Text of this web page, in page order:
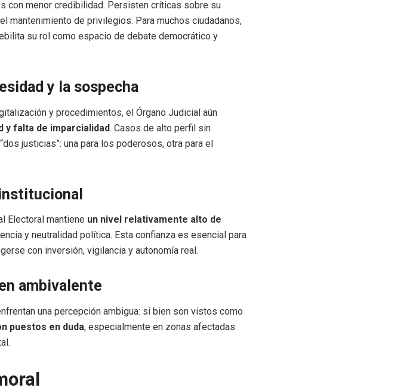
con menor credibilidad. Persisten críticas sobre su
mantenimiento de privilegios. Para muchos ciudadanos,
su rol como espacio de debate democrático y
y la sospecha
y procedimientos, el Órgano Judicial aún
y falta de imparcialidad. Casos de alto perfil sin
justicias”: una para los poderosos, otra para el
Electoral mantiene un nivel relativamente alto de
y neutralidad política. Esta confianza es esencial para
con inversión, vigilancia y autonomía real.
ambivalente
una percepción ambigua: si bien son vistos como
puestos en duda, especialmente en zonas afectadas